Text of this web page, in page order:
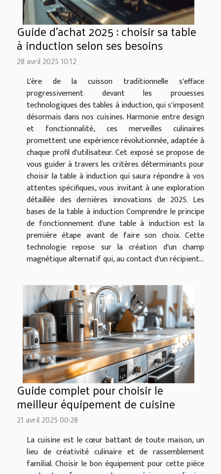
Guide d'achat 2025 : choisir sa table
à induction selon ses besoins
28 avril 2025 10:12
L'ère de la cuisson traditionnelle s'efface
progressivement devant les prouesses
technologiques des tables à induction, qui s'imposent
désormais dans nos cuisines. Harmonie entre design
et fonctionnalité, ces merveilles culinaires
promettent une expérience révolutionnée, adaptée à
chaque profil d'utilisateur. Cet exposé se propose de
vous guider à travers les critères déterminants pour
choisir la table à induction qui saura répondre à vos
attentes spécifiques, vous invitant à une exploration
détaillée des dernières innovations de 2025. Les
bases de la table à induction Comprendre le principe
de fonctionnement d'une table à induction est la
première étape avant de faire son choix. Cette
technologie repose sur la création d'un champ
magnétique alternatif qui, au contact d'un récipient...
Guide complet pour choisir le
meilleur équipement de cuisine
21 avril 2025 00:28
La cuisine est le cœur battant de toute maison, un
lieu de créativité culinaire et de rassemblement
familial. Choisir le bon équipement pour cette pièce